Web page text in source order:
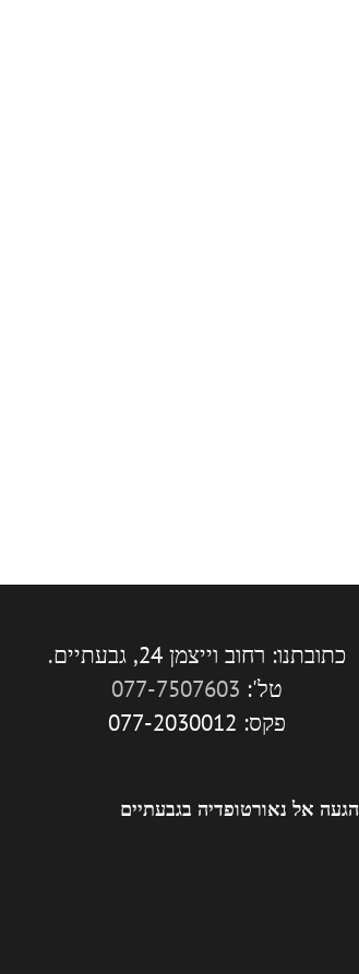
כתובתנו: רחוב וייצמן 24, גבעתיים.
טל': 077-7507603
פקס: 077-2030012
הגעה אל נאורטופדיה בגבעתיים